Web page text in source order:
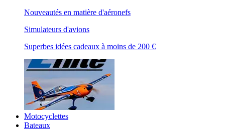
Nouveautés en matière d'aéronefs
Simulateurs d'avions
Superbes idées cadeaux à moins de 200 €
Motocyclettes
Bateaux